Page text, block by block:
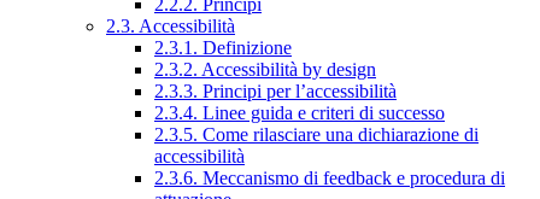
2.2.2. Principi
2.3. Accessibilità
2.3.1. Definizione
2.3.2. Accessibilità by design
2.3.3. Principi per l’accessibilità
2.3.4. Linee guida e criteri di successo
2.3.5. Come rilasciare una dichiarazione di
accessibilità
2.3.6. Meccanismo di feedback e procedura di